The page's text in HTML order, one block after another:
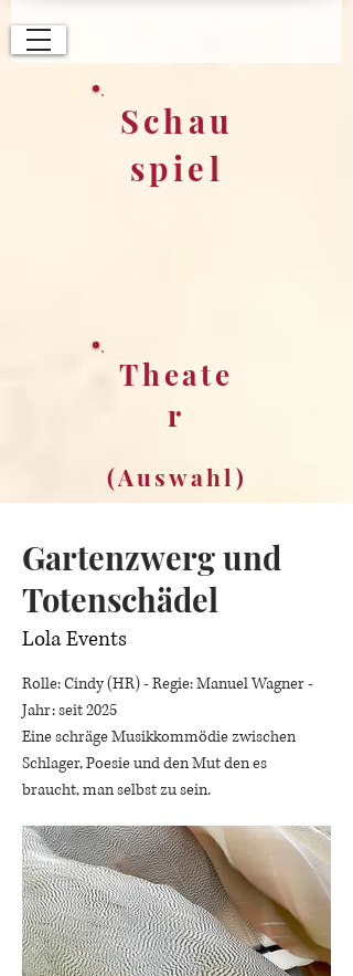
Schau
spiel
Theate
r
(Auswahl)
Gartenzwerg und
Totenschädel
Lola Events
Rolle: Cindy (HR) - Regie: Manuel Wagner -
Jahr: seit 2025
Eine schräge Musikkommödie zwischen
Schlager, Poesie und den Mut den es
braucht, man selbst zu sein.